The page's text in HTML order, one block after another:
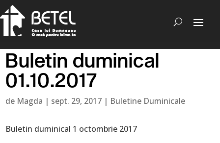
Buletin duminical
01.10.2017
de Magda | sept. 29, 2017 | Buletine Duminicale
Buletin duminical 1 octombrie 2017